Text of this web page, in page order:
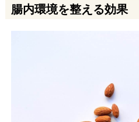
腸内環境を整える効果